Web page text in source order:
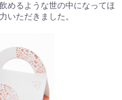
めるような世の中になってほ
いただきました。